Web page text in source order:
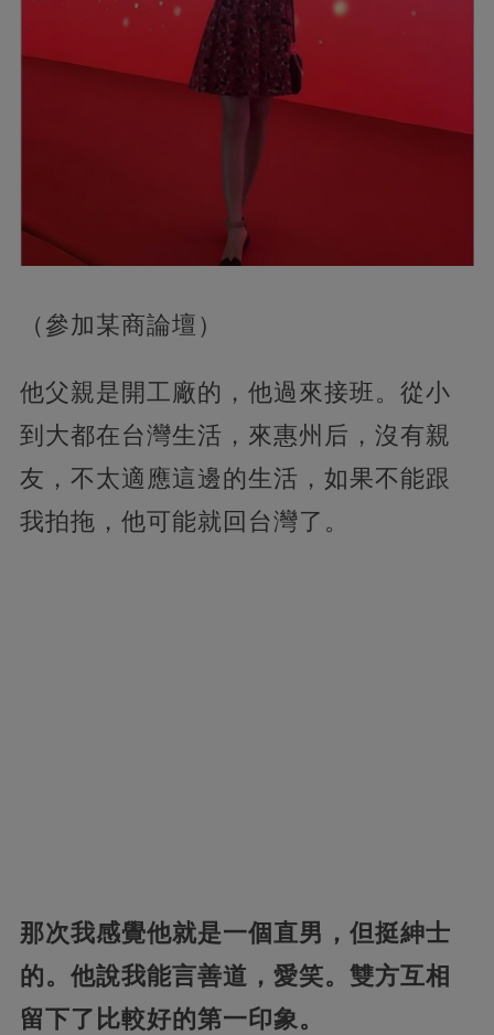
（參加某商論壇）
他父親是開工廠的，他過來接班。從小
到大都在台灣生活，來惠州后，沒有親
友，不太適應這邊的生活，如果不能跟
我拍拖，他可能就回台灣了。
那次我感覺他就是一個直男，但挺紳士
的。他說我能言善道，愛笑。雙方互相
留下了比較好的第一印象。